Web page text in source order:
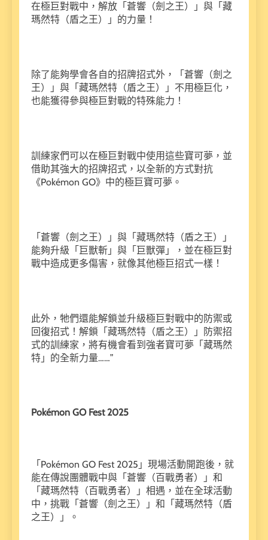
在極巨對戰中，解放「蒼響（劍之王）」與「藏
瑪然特（盾之王）」的力量！
除了能夠學會各自的招牌招式外，「蒼響（劍之
王）」與「藏瑪然特（盾之王）」不用極巨化，
也能獲得參與極巨對戰的特殊能力！
訓練家們可以在極巨對戰中使用這些寶可夢，並
借助其強大的招牌招式，以全新的方式對抗
《Pokémon GO》中的極巨寶可夢。
「蒼響（劍之王）」與「藏瑪然特（盾之王）」
能夠升級「巨獸斬」與「巨獸彈」，並在極巨對
戰中造成更多傷害，就像其他極巨招式一樣！
此外，牠們還能解鎖並升級極巨對戰中的防禦或
回復招式！解鎖「藏瑪然特（盾之王）」防禦招
式的訓練家，將有機會看到強者寶可夢「藏瑪然
特」的全新力量……”
Pokémon GO Fest 2025
「Pokémon GO Fest 2025」現場活動開跑後，就
能在傳說團體戰中與「蒼響（百戰勇者）」和
「藏瑪然特（百戰勇者）」相遇，並在全球活動
中，挑戰「蒼響（劍之王）」和「藏瑪然特（盾
之王）」。